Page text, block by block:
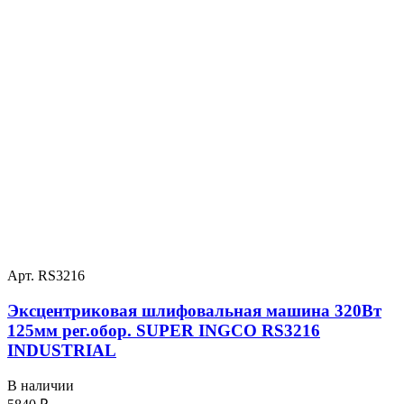
Арт. RS3216
Эксцентриковая шлифовальная машина 320Вт
125мм рег.обор. SUPER INGCO RS3216
INDUSTRIAL
В наличии